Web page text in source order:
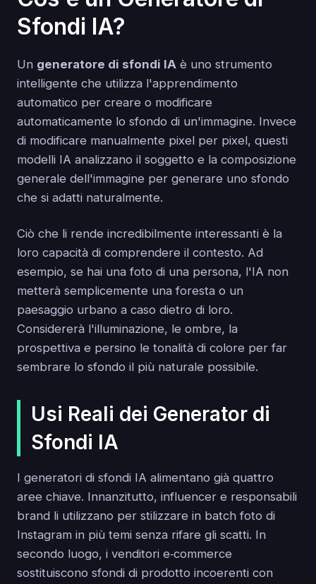
Sfondi IA?
Un generatore di sfondi IA è uno strumento
intelligente che utilizza l'apprendimento
automatico per creare o modificare
automaticamente lo sfondo di un'immagine. Invece
di modificare manualmente pixel per pixel, questi
modelli IA analizzano il soggetto e la composizione
generale dell'immagine per generare uno sfondo
che si adatti naturalmente.
Ciò che li rende incredibilmente interessanti è la
loro capacità di comprendere il contesto. Ad
esempio, se hai una foto di una persona, l'IA non
metterà semplicemente una foresta o un
paesaggio urbano a caso dietro di loro.
Considererà l'illuminazione, le ombre, la
prospettiva e persino le tonalità di colore per far
sembrare lo sfondo il più naturale possibile.
Usi Reali dei Generator di
Sfondi IA
I generatori di sfondi IA alimentano già quattro
aree chiave. Innanzitutto, influencer e responsabili
brand li utilizzano per stilizzare in batch foto di
Instagram in più temi senza rifare gli scatti. In
secondo luogo, i venditori e‑commerce
sostituiscono sfondi di prodotto incoerenti con